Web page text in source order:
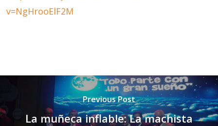
v=NgHrooElF2M
Previous Post
La muñeca inflable: La machista